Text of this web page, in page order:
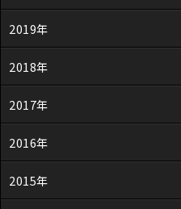
2019年
2018年
2017年
2016年
2015年